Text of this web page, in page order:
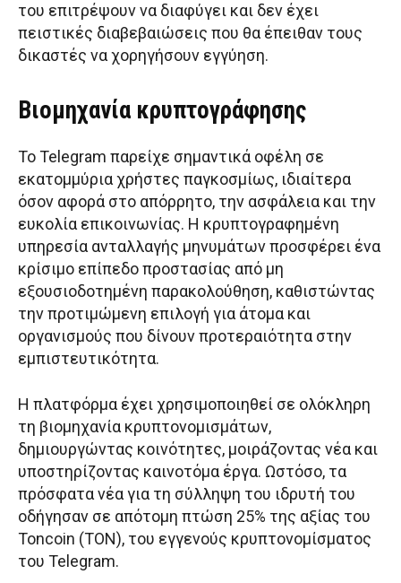
του επιτρέψουν να διαφύγει και δεν έχει
πειστικές διαβεβαιώσεις που θα έπειθαν τους
δικαστές να χορηγήσουν εγγύηση.
Βιομηχανία κρυπτογράφησης
Το Telegram παρείχε σημαντικά οφέλη σε
εκατομμύρια χρήστες παγκοσμίως, ιδιαίτερα
όσον αφορά στο απόρρητο, την ασφάλεια και την
ευκολία επικοινωνίας. Η κρυπτογραφημένη
υπηρεσία ανταλλαγής μηνυμάτων προσφέρει ένα
κρίσιμο επίπεδο προστασίας από μη
εξουσιοδοτημένη παρακολούθηση, καθιστώντας
την προτιμώμενη επιλογή για άτομα και
οργανισμούς που δίνουν προτεραιότητα στην
εμπιστευτικότητα.
Η πλατφόρμα έχει χρησιμοποιηθεί σε ολόκληρη
τη βιομηχανία κρυπτονομισμάτων,
δημιουργώντας κοινότητες, μοιράζοντας νέα και
υποστηρίζοντας καινοτόμα έργα. Ωστόσο, τα
πρόσφατα νέα για τη σύλληψη του ιδρυτή του
οδήγησαν σε απότομη πτώση 25% της αξίας του
Toncoin (TON), του εγγενούς κρυπτονομίσματος
του Telegram.